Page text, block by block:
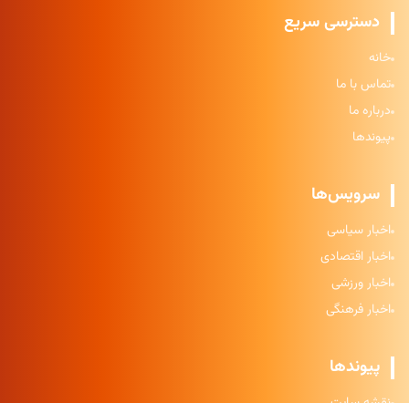
دسترسی سریع
خانه
تماس با ما
درباره ما
پیوندها
سرویس‌ها
اخبار سیاسی
اخبار اقتصادی
اخبار ورزشی
اخبار فرهنگی
پیوندها